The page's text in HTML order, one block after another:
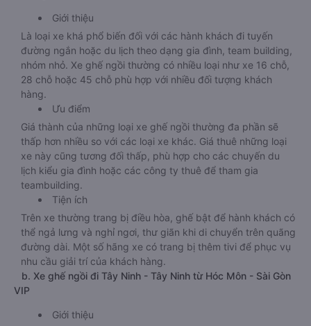
Giới thiệu
Là loại xe khá phổ biến đối với các hành khách đi tuyến
đường ngắn hoặc du lịch theo dạng gia đình, team building,
nhóm nhỏ. Xe ghế ngồi thường có nhiều loại như xe 16 chỗ,
28 chỗ hoặc 45 chỗ phù hợp với nhiều đối tượng khách
hàng.
Ưu điểm
Giá thành của những loại xe ghế ngồi thường đa phần sẽ
thấp hơn nhiều so với các loại xe khác. Giá thuê những loại
xe này cũng tương đối thấp, phù hợp cho các chuyến du
lịch kiểu gia đình hoặc các công ty thuê để tham gia
teambuilding.
Tiện ích
Trên xe thường trang bị điều hòa, ghế bật để hành khách có
thể ngả lưng và nghỉ ngơi, thư giãn khi di chuyển trên quãng
đường dài. Một số hãng xe có trang bị thêm tivi để phục vụ
nhu cầu giải trí của khách hàng.
b. Xe ghế ngồi đi Tây Ninh - Tây Ninh từ Hóc Môn - Sài Gòn
VIP
Giới thiệu